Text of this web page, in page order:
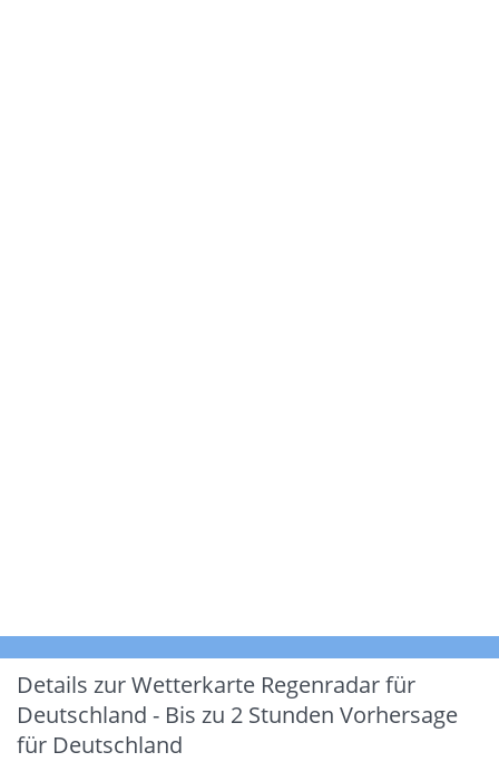
Details zur Wetterkarte Regenradar für
Deutschland - Bis zu 2 Stunden Vorhersage
für Deutschland